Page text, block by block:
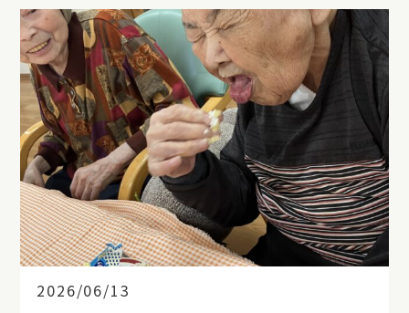
2026/06/13